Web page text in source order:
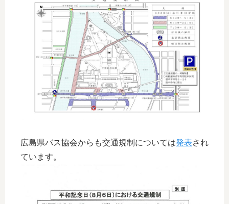
広島県バス協会からも交通規制については発表され
ています。